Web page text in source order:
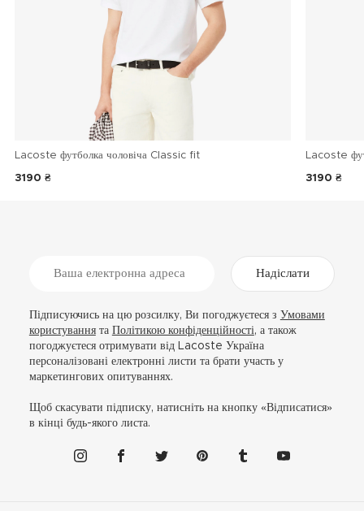
Lacoste футболка чоловіча Classic fit
3190 ₴
Lacoste
3190 ₴
Надіслати
Підписуючись на цю розсилку, Ви погоджуєтеся з Умовами
користуваннята Політикою конфіденційності, а також
погоджуєтеся отримувати від Lacoste Україна
персоналізовані електронні листи та брати участь у
маркетингових опитуваннях.
Щоб скасувати підписку, натисніть на кнопку «Відписатися»
в кінці будь-якого листа.